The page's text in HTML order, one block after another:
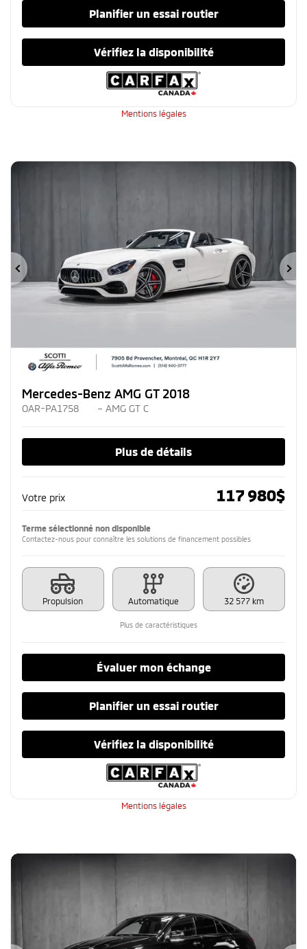
Planifier un essai routier
Vérifiez la disponibilité
Mentions légales
Précédent
Mercedes-Benz AMG GT 2018
OAR-PA1758 – AMG GT C
Plus de détails
Votre prix 117 980$
Terme sélectionné non disponible
Contactez-nous pour connaître les solutions de financement possibles
Propulsion Automatique 32 577 km
Plus de caractéristiques
Évaluer mon échange
Planifier un essai routier
Vérifiez la disponibilité
Mentions légales